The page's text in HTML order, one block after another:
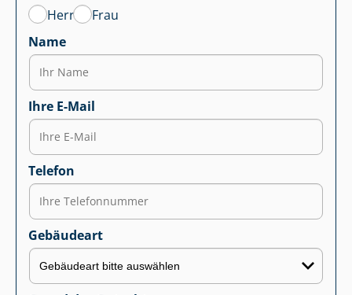
Herr
Frau
Name
Ihre E-Mail
Telefon
Gebäudeart